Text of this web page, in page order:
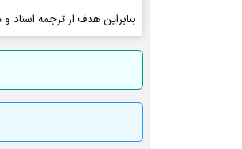
بنابراین هدف از ترجمه